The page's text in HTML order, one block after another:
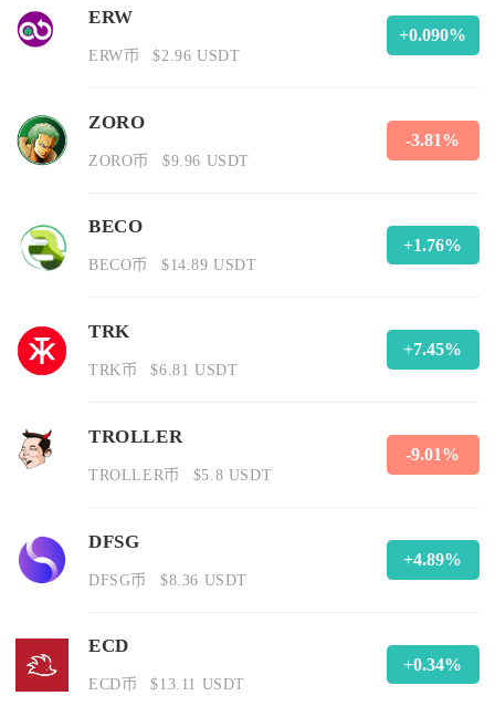
ERW
ERW币 $2.96 USDT
+0.090%
ZORO
ZORO币 $9.96 USDT
-3.81%
BECO
BECO币 $14.89 USDT
+1.76%
TRK
TRK币 $6.81 USDT
+7.45%
TROLLER
TROLLER币 $5.8 USDT
-9.01%
DFSG
DFSG币 $8.36 USDT
+4.89%
ECD
ECD币 $13.11 USDT
+0.34%